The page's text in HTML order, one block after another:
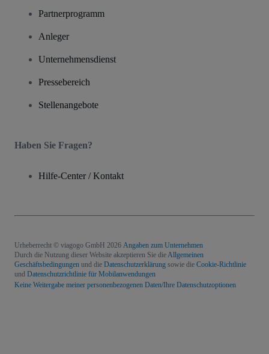
Partnerprogramm
Anleger
Unternehmensdienst
Pressebereich
Stellenangebote
Haben Sie Fragen?
Hilfe-Center / Kontakt
Urheberrecht © viagogo GmbH 2026 Angaben zum Unternehmen
Durch die Nutzung dieser Website akzeptieren Sie die Allgemeinen
Geschäftsbedingungen und die Datenschutzerklärung sowie die Cookie-Richtlinie
und Datenschutzrichtlinie für Mobilanwendungen
Keine Weitergabe meiner personenbezogenen Daten/Ihre Datenschutzoptionen